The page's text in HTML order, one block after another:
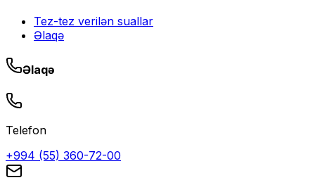
Tez-tez verilən suallar
Əlaqə
Əlaqə
Telefon
+994 (55) 360-72-00